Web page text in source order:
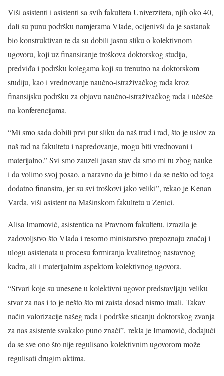
Viši asistenti i asistenti sa svih fakulteta Univerziteta, njih oko 40,
dali su punu podršku namjerama Vlade, ocijenivši da je sastanak
bio konstruktivan te da su dobili jasnu sliku o kolektivnom
ugovoru, koji uz finansiranje troškova doktorskog studija,
predviđa i podršku kolegama koji su trenutno na doktorskom
studiju, kao i vrednovanje naučno-istraživačkog rada kroz
finansijsku podršku za objavu naučno-istraživačkog rada i učešće
na konferencijama.
“Mi smo sada dobili prvi put sliku da naš trud i rad, što je uslov za
naš rad na fakultetu i napredovanje, mogu biti vrednovani i
materijalno.” Svi smo zauzeli jasan stav da smo mi tu zbog nauke
i da volimo svoj posao, a naravno da je bitno i da se nešto od toga
dodatno finansira, jer su svi troškovi jako veliki”, rekao je Kenan
Varda, viši asistent na Mašinskom fakultetu u Zenici.
Alisa Imamović, asistentica na Pravnom fakultetu, izrazila je
zadovoljstvo što Vlada i resorno ministarstvo prepoznaju značaj i
ulogu asistenata u procesu formiranja kvalitetnog nastavnog
kadra, ali i materijalnim aspektom kolektivnog ugovora.
“Stvari koje su unesene u kolektivni ugovor predstavljaju veliku
stvar za nas i to je nešto što mi zaista dosad nismo imali. Takav
način valorizacije našeg rada i podrške sticanju doktorskog zvanja
za nas asistente svakako puno znači”, rekla je Imamović, dodajući
da se sve ono što nije regulisano kolektivnim ugovorom može
regulisati drugim aktima.